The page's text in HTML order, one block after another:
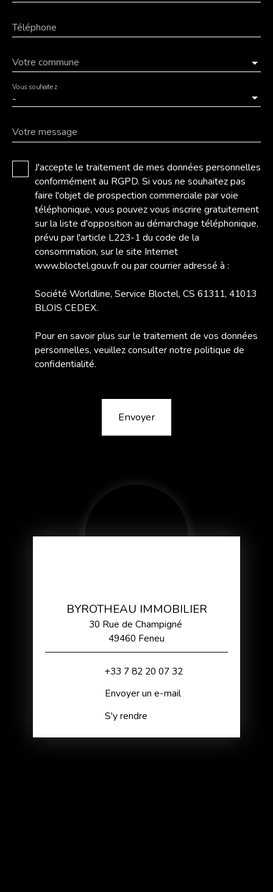
Téléphone
Votre commune
-
Vous souhaitez
Votre message
J'accepte le traitement de mes données personnelles
conformément au RGPD. Si vous ne souhaitez pas
faire l'objet de prospection commerciale par voie
téléphonique, vous pouvez vous inscrire gratuitement
sur la liste d'opposition au démarchage téléphonique,
prévu par l'article L223-1 du code de la
consommation, sur le site Internet
www.bloctel.gouv.fr ou par courrier adressé à :
Société Worldline, Service Bloctel, CS 61311, 41013
BLOIS CEDEX.
Pour en savoir plus sur le traitement de vos données
personnelles, veuillez consulter notre politique de
confidentialité.
Envoyer
BYROTHEAU IMMOBILIER
30 Rue de Champigné
49460 Feneu
+33 7 82 20 07 32
Envoyer un e-mail
S'y rendre